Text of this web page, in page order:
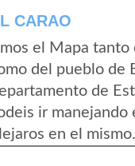
CARAO
el Mapa tanto
del pueblo de
de
ir manejando
en el mismo.